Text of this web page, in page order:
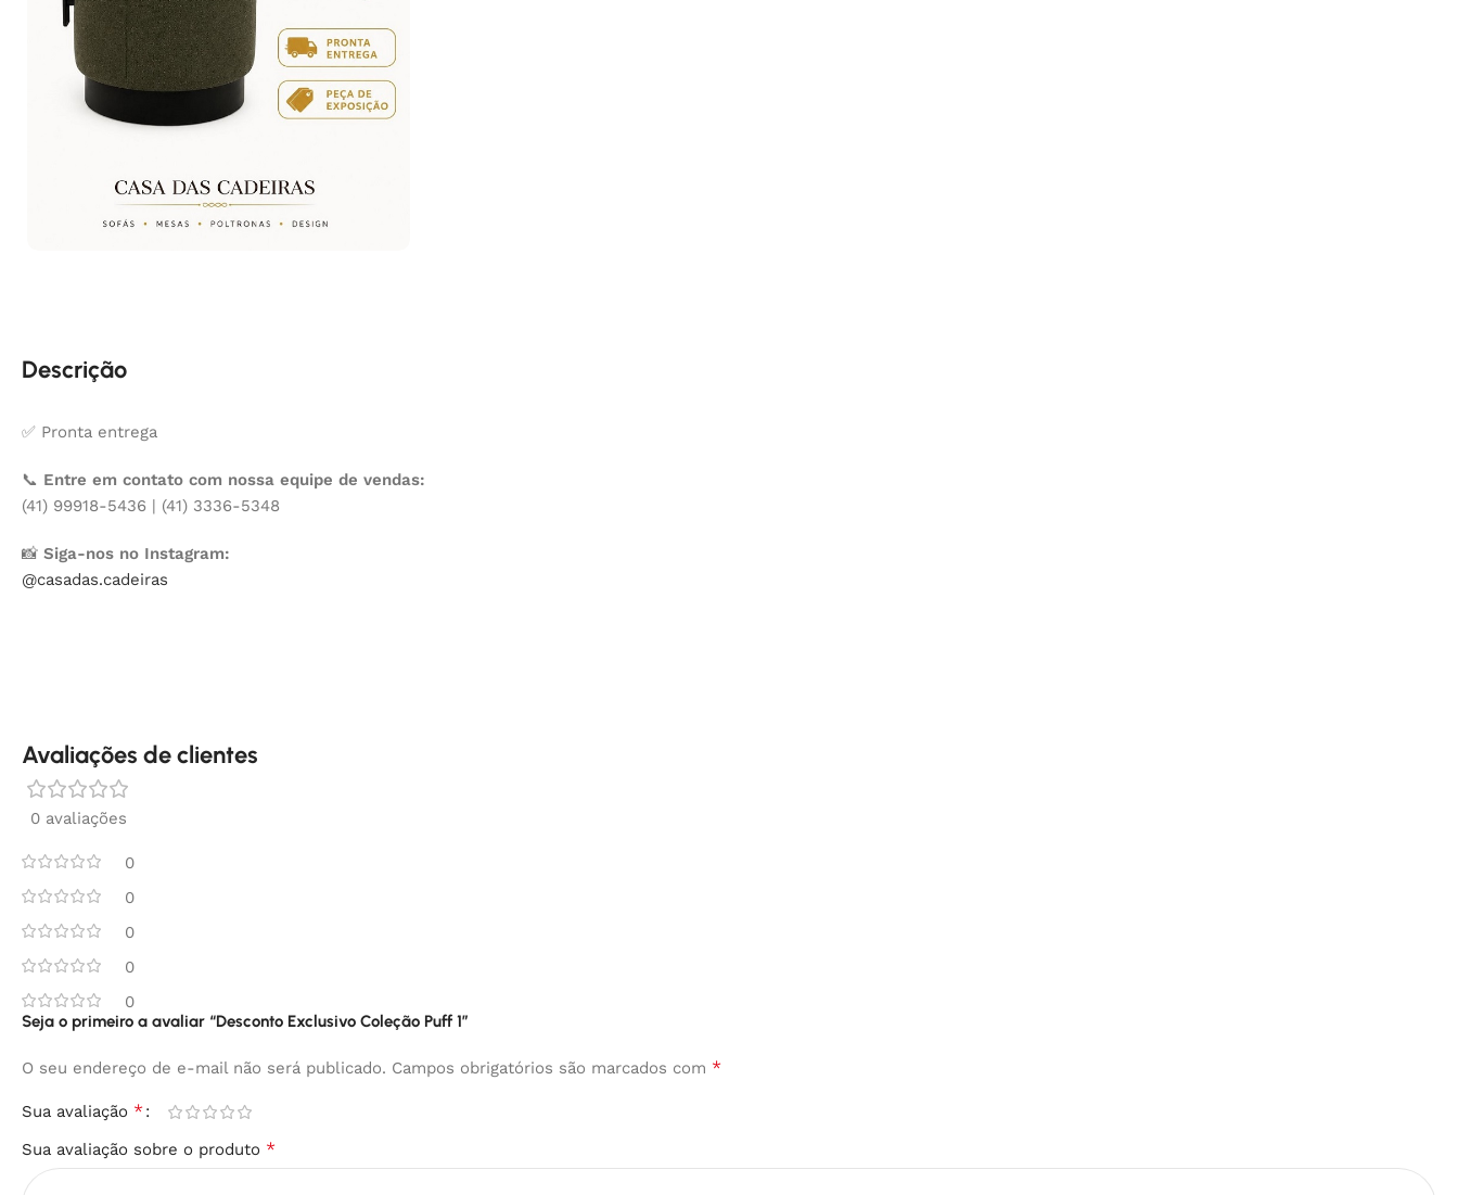
Descrição
✅ Pronta entrega
📞 Entre em contato com nossa equipe de vendas:
(41) 99918-5436 | (41) 3336-5348
📸 Siga-nos no Instagram:
@casadas.cadeiras
Avaliações de clientes
0 avaliações
0
0
0
0
0
Seja o primeiro a avaliar “Desconto Exclusivo Coleção Puff 1”
O seu endereço de e-mail não será publicado. Campos obrigatórios são marcados com *
Sua avaliação *
Sua avaliação sobre o produto *